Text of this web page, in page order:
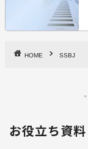
HOME SSBJ
お役立ち資料